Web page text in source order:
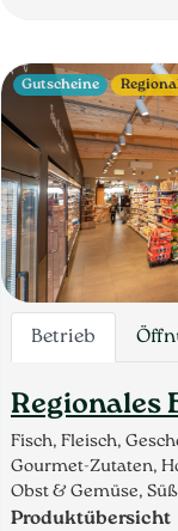
Betrieb
Regionales
Fisch, Fleisch,
Gourmet-Zutaten,
Obst & Gemüse,
Produktübersicht
Gutscheine